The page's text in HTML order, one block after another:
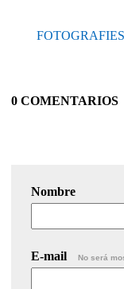
0 COMENTARIOS
Nombre
E-mail No será